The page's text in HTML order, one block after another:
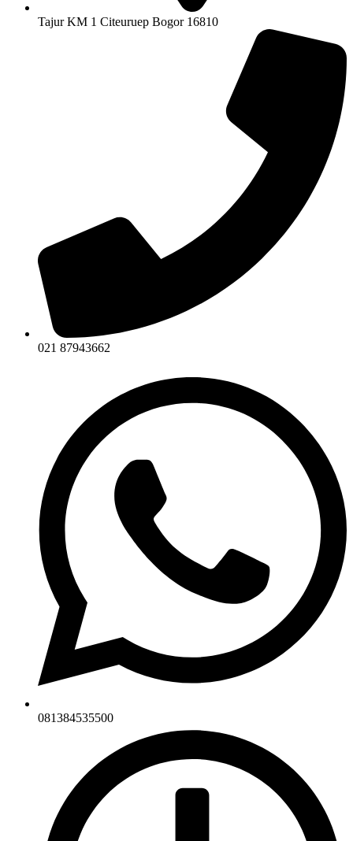
Tajur KM 1 Citeuruep Bogor 16810
021 87943662
081384535500